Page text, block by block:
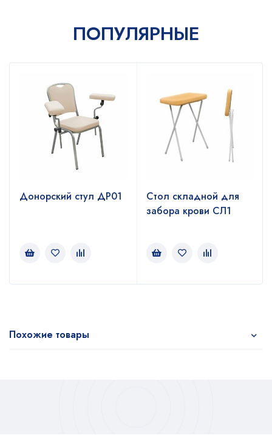
ПОПУЛЯРНЫЕ
Донорский стул ДР01
Стол складной для
забора крови СЛ1
Похожие товары